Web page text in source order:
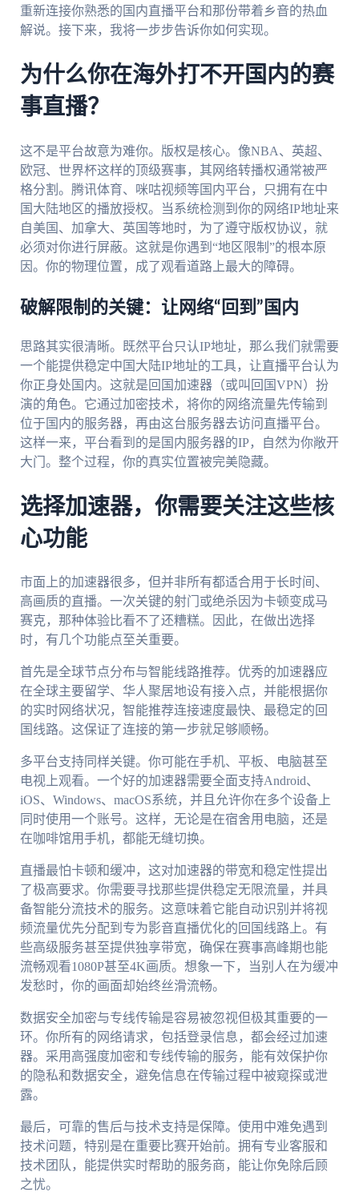
重新连接你熟悉的国内直播平台和那份带着乡音的热血
解说。接下来，我将一步步告诉你如何实现。
为什么你在海外打不开国内的赛
事直播？
这不是平台故意为难你。版权是核心。像NBA、英超、
欧冠、世界杯这样的顶级赛事，其网络转播权通常被严
格分割。腾讯体育、咪咕视频等国内平台，只拥有在中
国大陆地区的播放授权。当系统检测到你的网络IP地址来
自美国、加拿大、英国等地时，为了遵守版权协议，就
必须对你进行屏蔽。这就是你遇到“地区限制”的根本原
因。你的物理位置，成了观看道路上最大的障碍。
破解限制的关键：让网络“回到”国内
思路其实很清晰。既然平台只认IP地址，那么我们就需要
一个能提供稳定中国大陆IP地址的工具，让直播平台认为
你正身处国内。这就是回国加速器（或叫回国VPN）扮
演的角色。它通过加密技术，将你的网络流量先传输到
位于国内的服务器，再由这台服务器去访问直播平台。
这样一来，平台看到的是国内服务器的IP，自然为你敞开
大门。整个过程，你的真实位置被完美隐藏。
选择加速器，你需要关注这些核
心功能
市面上的加速器很多，但并非所有都适合用于长时间、
高画质的直播。一次关键的射门或绝杀因为卡顿变成马
赛克，那种体验比看不了还糟糕。因此，在做出选择
时，有几个功能点至关重要。
首先是全球节点分布与智能线路推荐。优秀的加速器应
在全球主要留学、华人聚居地设有接入点，并能根据你
的实时网络状况，智能推荐连接速度最快、最稳定的回
国线路。这保证了连接的第一步就足够顺畅。
多平台支持同样关键。你可能在手机、平板、电脑甚至
电视上观看。一个好的加速器需要全面支持Android、
iOS、Windows、macOS系统，并且允许你在多个设备上
同时使用一个账号。这样，无论是在宿舍用电脑，还是
在咖啡馆用手机，都能无缝切换。
直播最怕卡顿和缓冲，这对加速器的带宽和稳定性提出
了极高要求。你需要寻找那些提供稳定无限流量，并具
备智能分流技术的服务。这意味着它能自动识别并将视
频流量优先分配到专为影音直播优化的回国线路上。有
些高级服务甚至提供独享带宽，确保在赛事高峰期也能
流畅观看1080P甚至4K画质。想象一下，当别人在为缓冲
发愁时，你的画面却始终丝滑流畅。
数据安全加密与专线传输是容易被忽视但极其重要的一
环。你所有的网络请求，包括登录信息，都会经过加速
器。采用高强度加密和专线传输的服务，能有效保护你
的隐私和数据安全，避免信息在传输过程中被窥探或泄
露。
最后，可靠的售后与技术支持是保障。使用中难免遇到
技术问题，特别是在重要比赛开始前。拥有专业客服和
技术团队，能提供实时帮助的服务商，能让你免除后顾
之忧。